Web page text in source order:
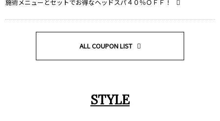
施術メニューとセットでお得なヘッドスパ４０％ＯＦＦ！
ALL COUPON LIST
STYLE